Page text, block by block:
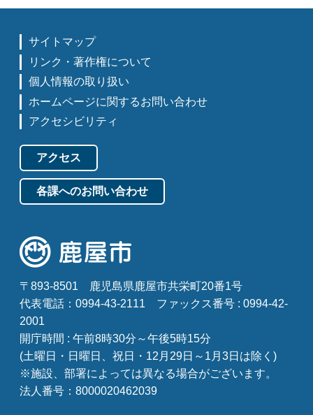
サイトマップ
リンク・著作権について
個人情報の取り扱い
ホームページに関するお問い合わせ
アクセシビリティ
アクセス
各課へのお問い合わせ
〒893-8501
鹿児島県鹿屋市共栄町20番1号
代表電話：0994-43-2111
ファックス番号 : 0994-42-
2001
開庁時間 : 午前8時30分～午後5時15分
(土曜日・日曜日、祝日・12月29日～1月3日は除く)
※施設、部署によっては異なる場合がございます。
法人番号：8000020462039